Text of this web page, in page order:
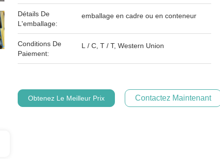
Détails De
L'emballage:
emballage en cadre ou en conteneur
Conditions De
Paiement:
L / C, T / T, Western Union
Obtenez Le Meilleur Prix Contactez Maintenant